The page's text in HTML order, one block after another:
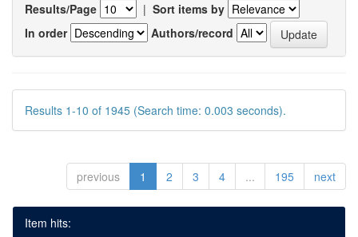
Results/Page | Sort items by
In order
Authors/record
Results 1-10 of 1945 (Search time: 0.003 seconds).
previous 1 2 3 4 ... 195 next
Item hits: